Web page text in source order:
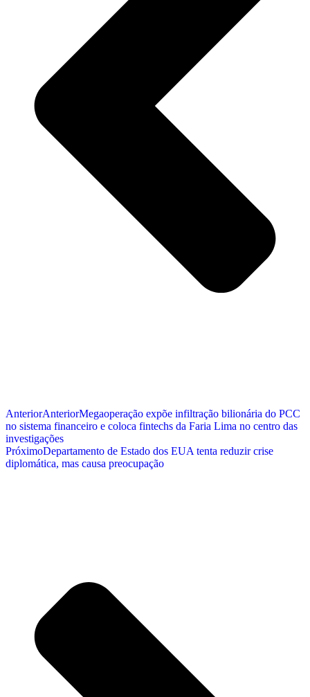
AnteriorAnteriorMegaoperação expõe infiltração bilionária do PCC
no sistema financeiro e coloca fintechs da Faria Lima no centro das
investigações
PróximoDepartamento de Estado dos EUA tenta reduzir crise
diplomática, mas causa preocupação